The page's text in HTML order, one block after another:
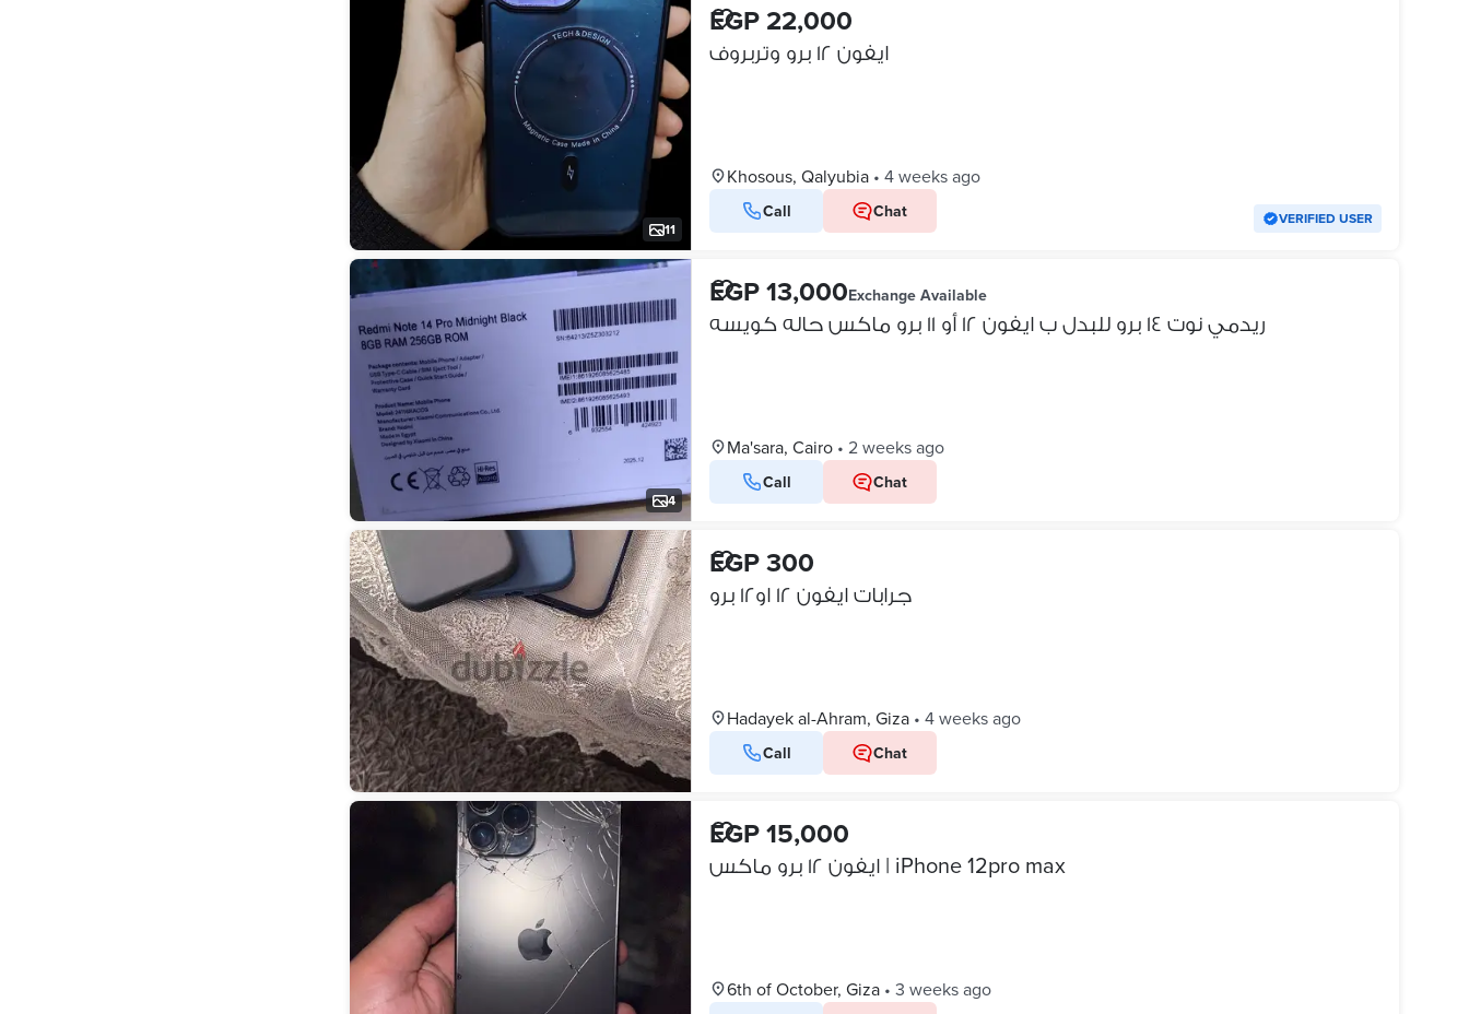
11
EGP 22,000
ايفون ١٢ برو وتربروف
Khosous, Qalyubia • 4 weeks ago
Call Chat VERIFIED USER
4
EGP 13,000Exchange Available
ريدمي نوت ١٤ برو للبدل ب ايفون ١٢ أو ١١ برو ماكس حاله كويسه
Ma'sara, Cairo • 2 weeks ago
Call Chat
EGP 300
جرابات ايفون ١٢ او١٢ برو
Hadayek al-Ahram, Giza • 4 weeks ago
Call Chat
EGP 15,000
ايفون ١٢ برو ماكس | iPhone 12pro max
6th of October, Giza • 3 weeks ago